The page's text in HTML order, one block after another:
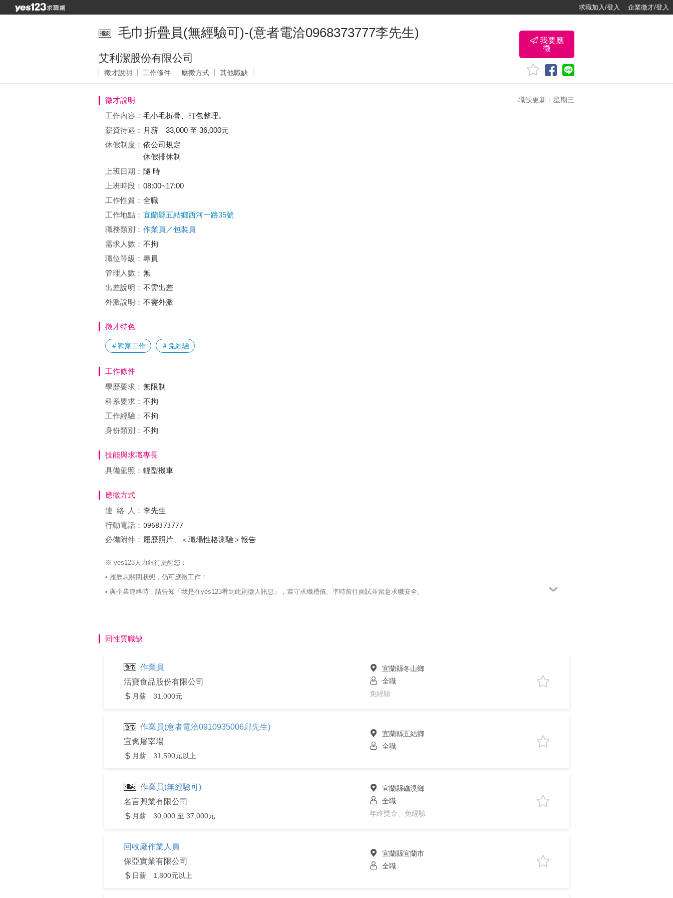
求職加入/登入 企業徵才/登入
毛巾折疊員(無經驗可)-(意者電洽0968373777李先生)
艾利潔股份有限公司
徵才說明 工作條件 應徵方式 其他職缺
我要應
徵
徵才說明 職缺更新：星期三
工作內容： 毛小毛折疊、打包整理。
薪資待遇： 月薪 33,000 至 36,000元
休假制度： 依公司規定
休假排休制
上班日期： 隨 時
上班時段： 08:00~17:00
工作性質： 全職
工作地點： 宜蘭縣五結鄉西河一路35號
職務類別： 作業員／包裝員
需求人數： 不拘
職位等級： 專員
管理人數： 無
出差說明： 不需出差
外派說明： 不需外派
徵才特色
＃獨家工作 ＃免經驗
工作條件
學歷要求： 無限制
科系要求： 不拘
工作經驗： 不拘
身份類別： 不拘
技能與求職專長
具備駕照： 輕型機車
應徵方式
連絡
人： 李先生
行動電話：
必備附件： 履歷照片、＜職場性格測驗＞報告
※ yes123人力銀行提醒您：
• 履歷表關閉狀態，仍可應徵工作！
• 與企業連絡時，請告知「我是在yes123看到此則徵人訊息」，遵守求職禮儀、準時前往面試並留意求職安全。
同性質職缺
作業員
活寶食品股份有限公司
月薪 31,000元
宜蘭縣冬山鄉
全職
免經驗
作業員(意者電洽0910935006邱先生)
宜禽屠宰場
月薪 31,590元以上
宜蘭縣五結鄉
全職
作業員(無經驗可)
名言興業有限公司
月薪 30,000 至 37,000元
宜蘭縣礁溪鄉
全職
年終獎金、免經驗
回收廠作業人員
保亞實業有限公司
日薪 1,800元以上
宜蘭縣宜蘭市
全職